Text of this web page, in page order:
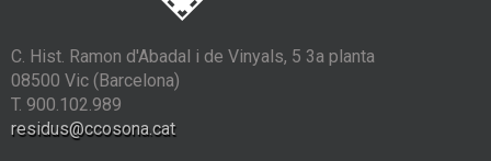
C. Hist. Ramon d'Abadal i de Vinyals, 5 3a planta
08500 Vic (Barcelona)
T. 900.102.989
residus@ccosona.cat